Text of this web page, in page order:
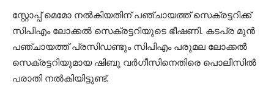
സ്റ്റോപ്പ് മെമോ നല്‍കിയതിന് പഞ്ചായത്ത് സെക്രട്ടറിക്ക്
സിപിഎം ലോക്കല്‍ സെക്രട്ടറിയുടെ ഭീഷണി. കടപ്ര മുന്‍
പഞ്ചായത്ത് പ്രസിഡണ്ടും സിപിഎം പരുമല ലോക്കല്‍
സെക്രട്ടറിയുമായ ഷിബു വര്‍ഗീസിനെതിരെ പൊലീസില്‍
പരാതി നല്‍കിയിട്ടുണ്ട്.